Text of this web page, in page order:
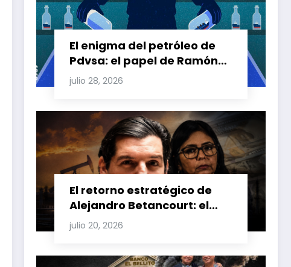
El enigma del petróleo de
Pdvsa: el papel de Ramón
Carretero en el triángulo de
Carretero y su impacto en
julio 28, 2026
El retorno estratégico de
Alejandro Betancourt: el
bolichico que desafía la
justicia y renueva su poder
julio 20, 2026